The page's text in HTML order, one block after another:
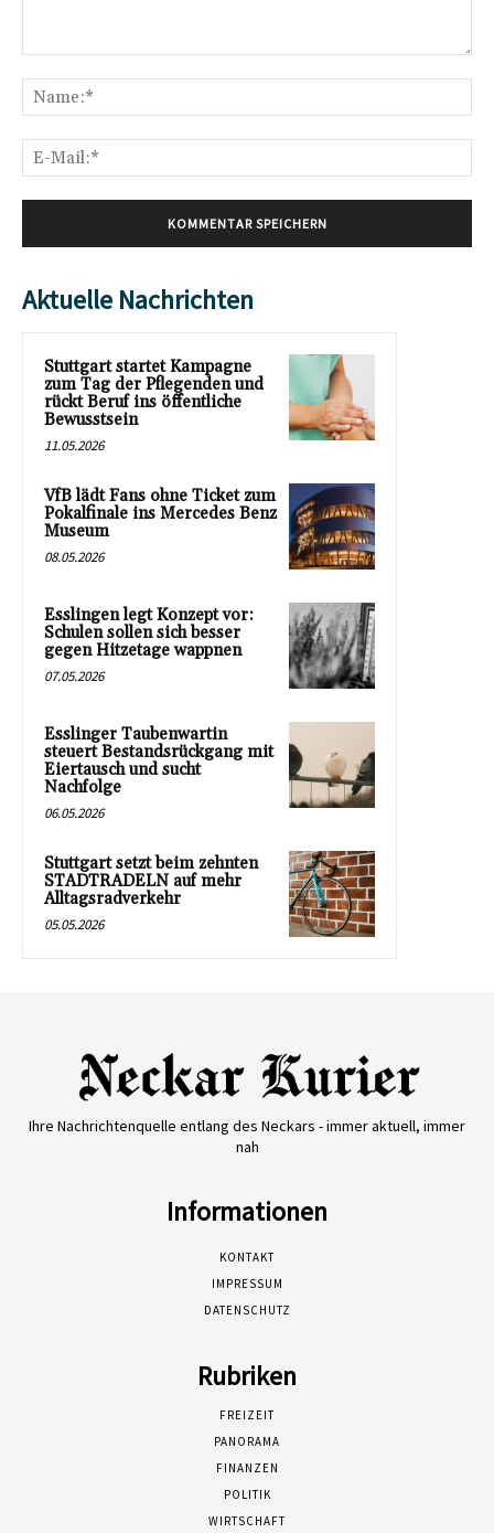
Aktuelle Nachrichten
Stuttgart startet Kampagne
zum Tag der Pflegenden und
rückt Beruf ins öffentliche
Bewusstsein
11.05.2026
VfB lädt Fans ohne Ticket zum
Pokalfinale ins Mercedes Benz
Museum
08.05.2026
Esslingen legt Konzept vor:
Schulen sollen sich besser
gegen Hitzetage wappnen
07.05.2026
Esslinger Taubenwartin
steuert Bestandsrückgang mit
Eiertausch und sucht
Nachfolge
06.05.2026
Stuttgart setzt beim zehnten
STADTRADELN auf mehr
Alltagsradverkehr
05.05.2026
Ihre Nachrichtenquelle entlang des Neckars - immer aktuell, immer
nah
Informationen
KONTAKT
IMPRESSUM
DATENSCHUTZ
Rubriken
FREIZEIT
PANORAMA
FINANZEN
POLITIK
WIRTSCHAFT